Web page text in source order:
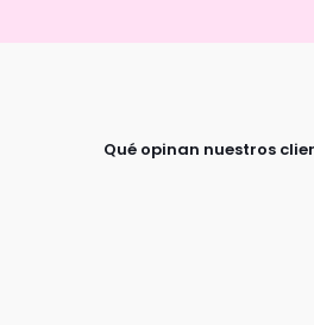
Qué opinan nuestros